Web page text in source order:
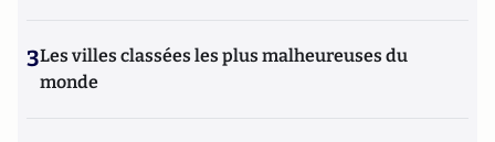
3Les villes classées les plus malheureuses du
monde